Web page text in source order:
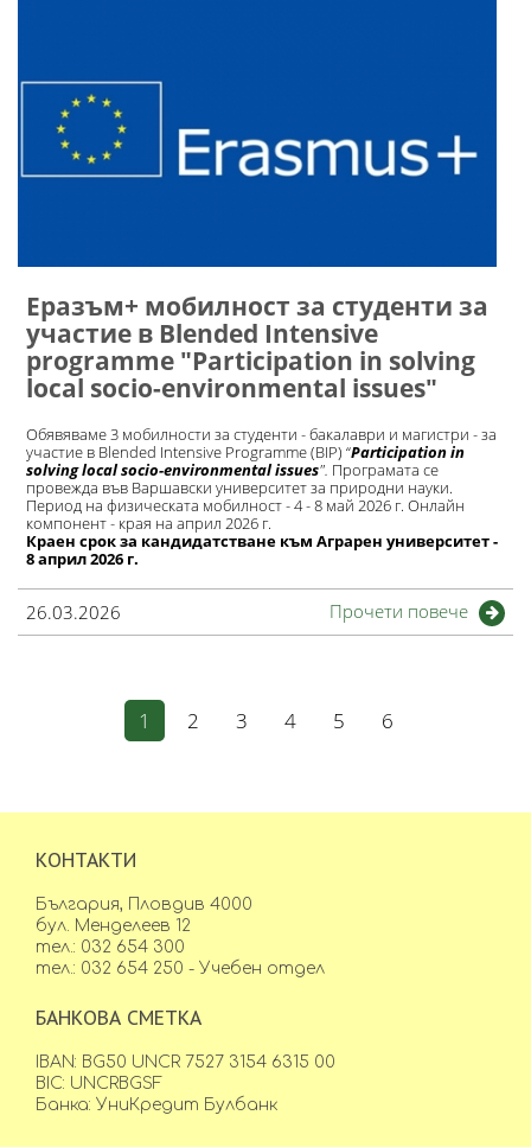
Еразъм+ мобилност за студенти за
участие в Blended Intensive
programme "Participation in solving
local socio-environmental issues"
Обявяваме 3 мобилности за студенти - бакалаври и магистри - за
участие в Blended Intensive Programme (BIP) “Participation in
solving local socio-environmental issues". Програмата се
провежда във Варшавски университет за природни науки.
Период на физическата мобилност - 4 - 8 май 2026 г. Онлайн
компонент - края на април 2026 г.
Краен срок за кандидатстване към Аграрен университет -
8 април 2026 г.
26.03.2026 Прочети повече
1 2 3 4 5 6
КОНТАКТИ
България, Пловдив 4000
бул. Менделеев 12
тел.: 032 654 300
тел.: 032 654 250 - Учебен отдел
БАНКОВА СМЕТКА
IBAN: BG50 UNCR 7527 3154 6315 00
BIC: UNCRBGSF
Банка: УниКредит Булбанк